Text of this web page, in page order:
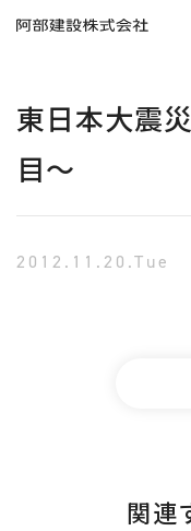
東日本大震
目～
2012.11.20.Tue
関連